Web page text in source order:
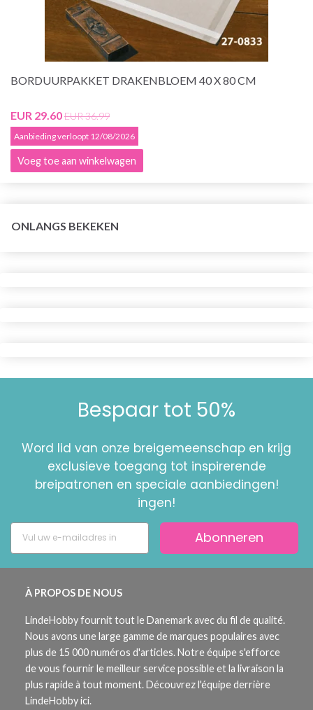
BORDUURPAKKET DRAKENBLOEM 40 X 80 CM
EUR 29.60EUR 36.99
Aanbieding verloopt 12/08/2026
Voeg toe aan winkelwagen
ONLANGS BEKEKEN
Bespaar tot 50%
Word lid van onze breigemeenschap en krijg
exclusieve toegang tot inspirerende
breipatronen en speciale aanbiedingen!
ingen!
Abonneren
À PROPOS DE NOUS
LindeHobby fournit tout le Danemark avec du fil de qualité.
Nous avons une large gamme de marques populaires avec
plus de 15 000 numéros d'articles. Notre équipe s'efforce
de vous fournir le meilleur service possible et la livraison la
plus rapide à tout moment. Découvrez l'équipe derrière
LindeHobby ici.